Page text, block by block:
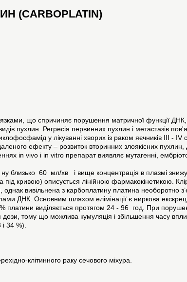
(CARBOPLATIN)
що спричиняє порушення матричної функції
пухлин. Регресія первинних пухлин і метастазів
у лікуванні хворих із раком яєчників III - IV
ефекту – розвиток вторинних злоякісних
in vivo і in vitro препарат виявляє мутагенні,
близько 60 мл/хв і вище концентрація в плазмі
кривою) описується лінійною фармакокінетикою.
вивільнена з карбоплатину платина необоротно
ДНК. Основним шляхом елімінації є ниркова
виділяється протягом 24 - 96 год. При
тому що можлива кумуляція і збільшення часу
34 %).
клітинного раку сечового міхура.